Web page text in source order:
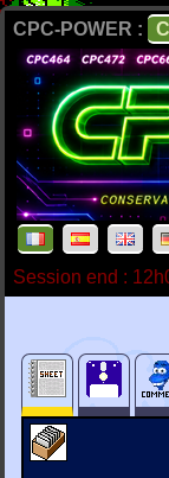
CPC-POWER :
Session end :